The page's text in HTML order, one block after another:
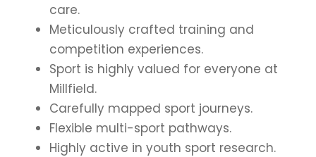
care.
Meticulously crafted training and
competition experiences.
Sport is highly valued for everyone at
Millfield.
Carefully mapped sport journeys.
Flexible multi-sport pathways.
Highly active in youth sport research.